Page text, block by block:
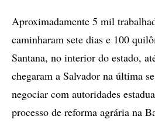
Aproximadamente 5 mil
caminharam sete dias e 100
Santana, no interior do estado,
chegaram a Salvador na última
negociar com autoridades
processo de reforma agrária na